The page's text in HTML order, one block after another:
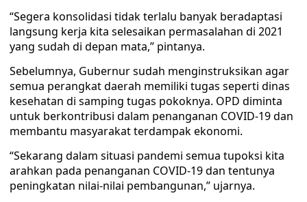
“Segera konsolidasi tidak terlalu banyak beradaptasi
langsung kerja kita selesaikan permasalahan di 2021
yang sudah di depan mata,” pintanya.
Sebelumnya, Gubernur sudah menginstruksikan agar
semua perangkat daerah memiliki tugas seperti dinas
kesehatan di samping tugas pokoknya. OPD diminta
untuk berkontribusi dalam penanganan COVID-19 dan
membantu masyarakat terdampak ekonomi.
“Sekarang dalam situasi pandemi semua tupoksi kita
arahkan pada penanganan COVID-19 dan tentunya
peningkatan nilai-nilai pembangunan,” ujarnya.